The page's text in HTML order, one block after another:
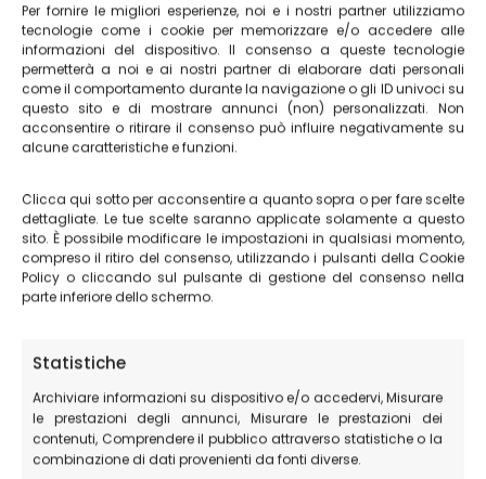
Per fornire le migliori esperienze, noi e i nostri partner utilizziamo
tecnologie come i cookie per memorizzare e/o accedere alle
informazioni del dispositivo. Il consenso a queste tecnologie
permetterà a noi e ai nostri partner di elaborare dati personali
come il comportamento durante la navigazione o gli ID univoci su
questo sito e di mostrare annunci (non) personalizzati. Non
acconsentire o ritirare il consenso può influire negativamente su
alcune caratteristiche e funzioni.
Clicca qui sotto per acconsentire a quanto sopra o per fare scelte
dettagliate. Le tue scelte saranno applicate solamente a questo
sito. È possibile modificare le impostazioni in qualsiasi momento,
compreso il ritiro del consenso, utilizzando i pulsanti della Cookie
Policy o cliccando sul pulsante di gestione del consenso nella
parte inferiore dello schermo.
Statistiche
Archiviare informazioni su dispositivo e/o accedervi, Misurare
le prestazioni degli annunci, Misurare le prestazioni dei
contenuti, Comprendere il pubblico attraverso statistiche o la
combinazione di dati provenienti da fonti diverse.
Perché pagare una guida
escursionistica
nei Monti Sibillini? Semplicemente perché queste
persone offrono un servizio professionale ad un prezzo
ragionevole. Con la loro conoscenza dell’area, le guide
possono offrirti un’esperienza eccezionale e sicura.
hanno una vasta conoscenza dell’ambiente in cui
operano. A seconda delle tue esigenze, la guida
escursionistica ti proporrà l’itinerario più adatto alle tue
capacità fisiche e al tuo livello di esperienza. Inoltre,
sapranno darti le informazioni necessarie, ad esempio